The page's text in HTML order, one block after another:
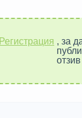
Регистрация , за
отзив